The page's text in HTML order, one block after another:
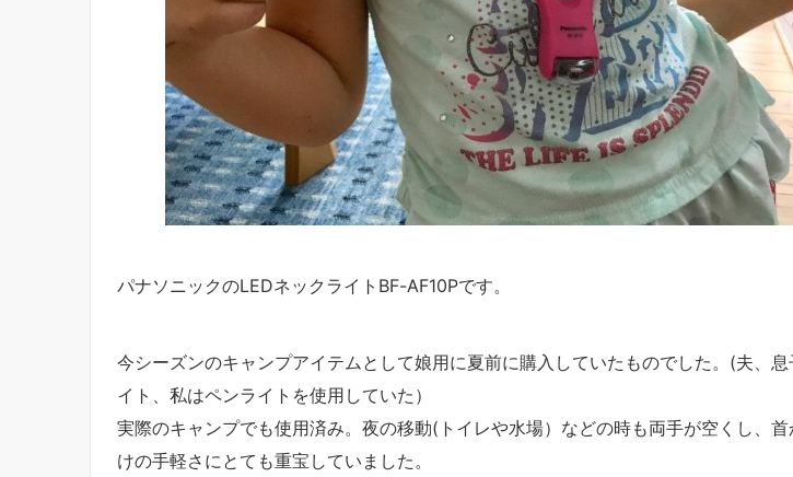
パナソニックのLEDネックライトBF-AF10Pです。
今シーズンのキャンプアイテムとして娘用に夏前に購入していたものでした。(夫、息
イト、私はペンライトを使用していた）
実際のキャンプでも使用済み。夜の移動(トイレや水場）などの時も両手が空くし、
けの手軽さにとても重宝していました。